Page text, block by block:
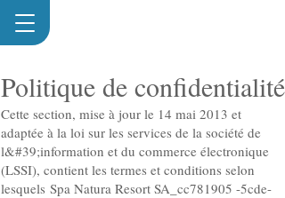
Politique de confidentialité
Cette section, mise à jour le 14 mai 2013 et
adaptée à la loi sur les services de la société de
l&#39;information et du commerce électronique
(LSSI), contient les termes et conditions selon
lesquels Spa Natura Resort SA_cc781905 -5cde-